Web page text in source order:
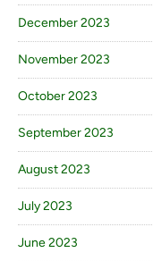
December 2023
November 2023
October 2023
September 2023
August 2023
July 2023
June 2023